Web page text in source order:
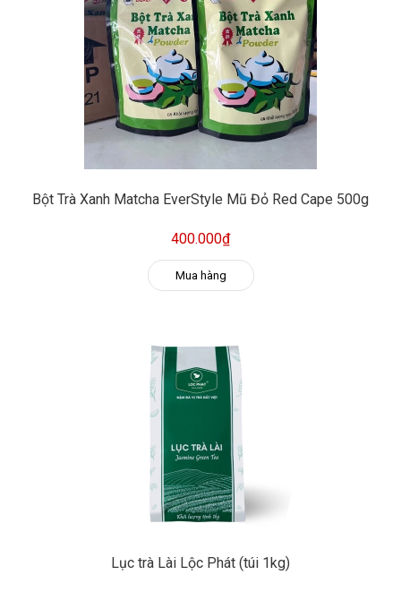
Bột Trà Xanh Matcha EverStyle Mũ Đỏ Red Cape 500g
400.000₫
Mua hàng
Lục trà Lài Lộc Phát (túi 1kg)